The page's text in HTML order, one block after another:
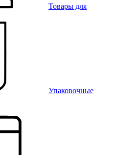
Товары для
Упаковочные